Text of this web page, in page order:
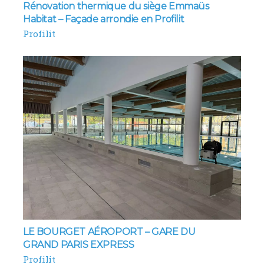
Rénovation thermique du siège Emmaüs
Habitat – Façade arrondie en Profilit
Profilit
LE BOURGET AÉROPORT – GARE DU
GRAND PARIS EXPRESS
Profilit